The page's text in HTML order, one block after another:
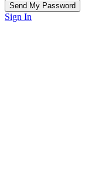
Sign In